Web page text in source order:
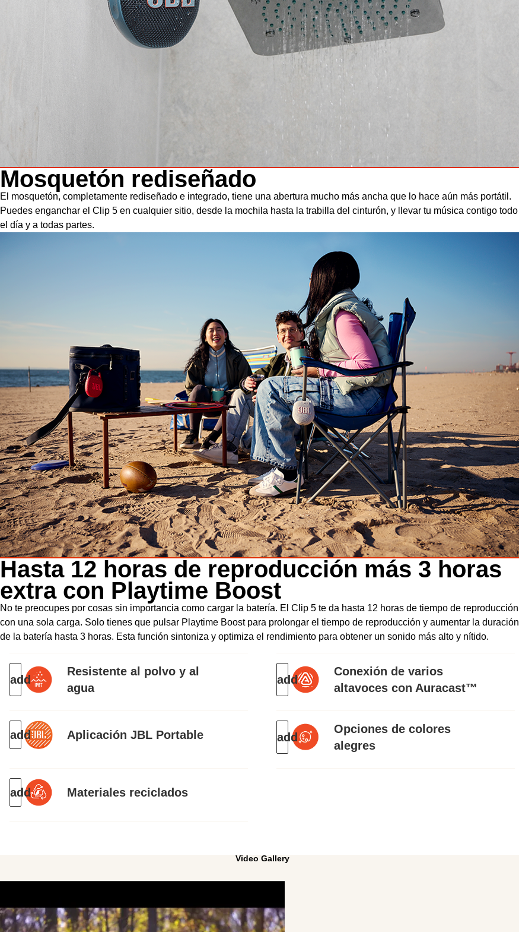
Mosquetón rediseñado
El mosquetón, completamente rediseñado e integrado, tiene una abertura mucho más ancha que lo hace aún más portátil.
Puedes enganchar el Clip 5 en cualquier sitio, desde la mochila hasta la trabilla del cinturón, y llevar tu música contigo todo
el día y a todas partes.
Hasta 12 horas de reproducción más 3 horas
extra con Playtime Boost
No te preocupes por cosas sin importancia como cargar la batería. El Clip 5 te da hasta 12 horas de tiempo de reproducción
con una sola carga. Solo tienes que pulsar Playtime Boost para prolongar el tiempo de reproducción y aumentar la duración
de la batería hasta 3 horas. Esta función sintoniza y optimiza el rendimiento para obtener un sonido más alto y nítido.
Resistente al polvo y al
agua
Conexión de varios
altavoces con Auracast™
Aplicación JBL Portable
Opciones de colores
alegres
Materiales reciclados
Video Gallery